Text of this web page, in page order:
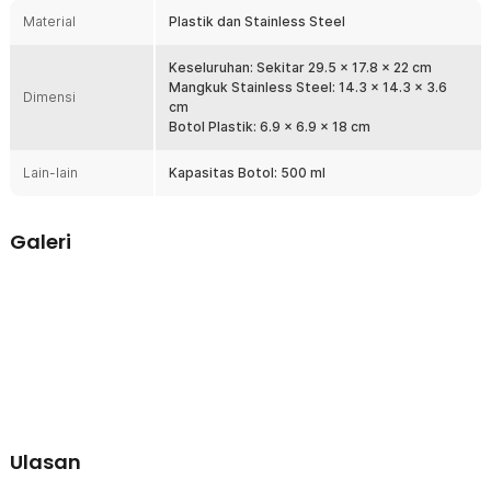
Desain Tempat Makan
agar hewan peliharaan dapat menyantap makanannya dengan
mudah. Selain itu, wadah-wadah ini bisa dilepas-pasang sehingga
mudah untuk dibersihkan.
Bahan Berkualitas Tinggi
tinggi yang dijamin awet dan tahan lama untuk penggunaan jangka
material ini juga aman bagi hewan peliharaan Anda.
Material Plastik dan Stainless Steel
Dimensi
Keseluruhan: Sekitar 29.5 x 17.8 x 22 cm
Mangkuk Stainless Steel: 14.3 x 14.3 x 3.6
cm
Botol Plastik: 6.9 x 6.9 x 18 cm
Lain-lain Kapasitas Botol: 500 ml
Galeri
Ulasan